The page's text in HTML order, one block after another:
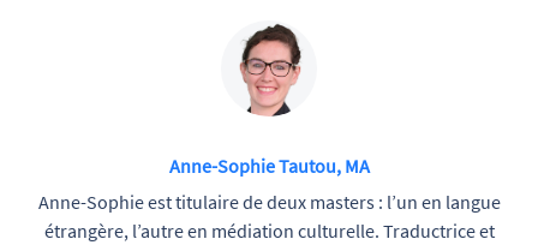
Anne-Sophie Tautou, MA
Anne-Sophie est titulaire de deux masters : l’un en langue
étrangère, l’autre en médiation culturelle. Traductrice et